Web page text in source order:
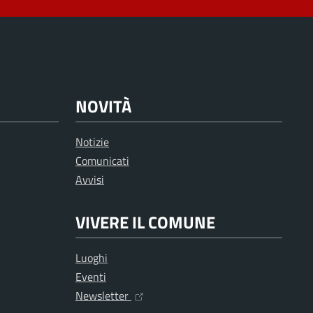
NOVITÀ
Notizie
Comunicati
Avvisi
VIVERE IL COMUNE
Luoghi
Eventi
Newsletter